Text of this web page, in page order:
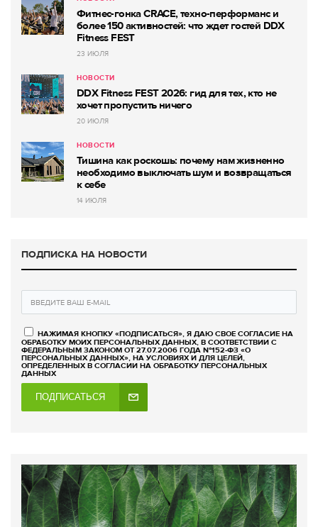
Фитнес-гонка CRACE, техно-перформанс и
более 150 активностей: что ждет гостей DDX
Fitness FEST
23 ИЮЛЯ
НОВОСТИ
DDX Fitness FEST 2026: гид для тех, кто не
хочет пропустить ничего
20 ИЮЛЯ
НОВОСТИ
Тишина как роскошь: почему нам жизненно
необходимо выключать шум и возвращаться
к себе
14 ИЮЛЯ
ПОДПИСКА НА НОВОСТИ
НАЖИМАЯ КНОПКУ «ПОДПИСАТЬСЯ», Я ДАЮ СВОЕ СОГЛАСИЕ НА
ОБРАБОТКУ МОИХ ПЕРСОНАЛЬНЫХ ДАННЫХ, В СООТВЕТСТВИИ С
ФЕДЕРАЛЬНЫМ ЗАКОНОМ ОТ 27.07.2006 ГОДА №152-ФЗ «О
ПЕРСОНАЛЬНЫХ ДАННЫХ», НА УСЛОВИЯХ И ДЛЯ ЦЕЛЕЙ,
ОПРЕДЕЛЕННЫХ В СОГЛАСИИ НА ОБРАБОТКУ ПЕРСОНАЛЬНЫХ
ДАННЫХ
ПОДПИСАТЬСЯ